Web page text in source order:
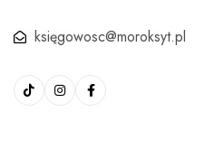
księgowosc@moroksyt.pl